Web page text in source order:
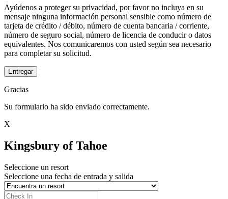
Ayúdenos a proteger su privacidad, por favor no incluya en su
mensaje ninguna información personal sensible como número de
tarjeta de crédito / débito, número de cuenta bancaria / corriente,
número de seguro social, número de licencia de conducir o datos
equivalentes. Nos comunicaremos con usted según sea necesario
para completar su solicitud.
Entregar
Gracias
Su formulario ha sido enviado correctamente.
X
Kingsbury of Tahoe
Seleccione un resort
Seleccione una fecha de entrada y salida